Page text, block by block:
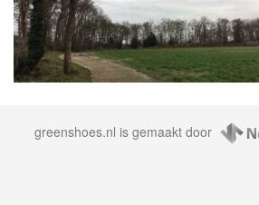
greenshoes.nl is gemaakt door